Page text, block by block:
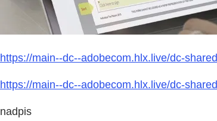
https://main--dc--adobecom.hlx.live/dc-
https://main--dc--adobecom.hlx.live/dc-
nadpis